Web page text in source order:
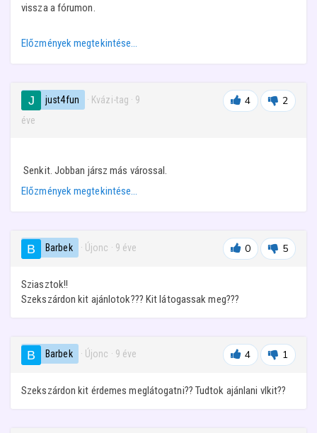
vissza a fórumon.
Előzmények megtekintése…
just4fun · Kvázi-tag · 9
éve
4 2
Senkit. Jobban jársz más várossal.
Előzmények megtekintése…
Barbek · Újonc · 9 éve 0 5
Sziasztok!!
Szekszárdon kit ajánlotok??? Kit látogassak meg???
Barbek · Újonc · 9 éve 4 1
Szekszárdon kit érdemes meglátogatni?? Tudtok ajánlani vlkit??